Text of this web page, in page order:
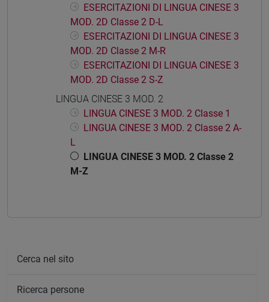
ESERCITAZIONI DI LINGUA CINESE 3
MOD. 2D Classe 2 D-L
ESERCITAZIONI DI LINGUA CINESE 3
MOD. 2D Classe 2 M-R
ESERCITAZIONI DI LINGUA CINESE 3
MOD. 2D Classe 2 S-Z
LINGUA CINESE 3 MOD. 2
LINGUA CINESE 3 MOD. 2 Classe 1
LINGUA CINESE 3 MOD. 2 Classe 2 A-
L
LINGUA CINESE 3 MOD. 2 Classe 2
M-Z
Cerca nel sito
Ricerca persone